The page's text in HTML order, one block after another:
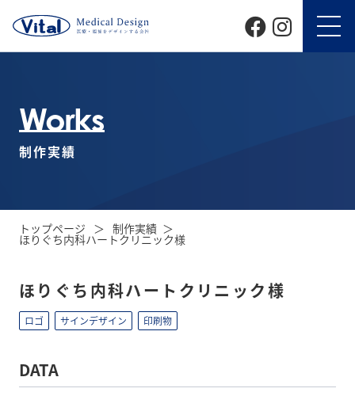
Works
制作実績
トップページ 制作実績
ほりぐち内科ハートクリニック様
ほりぐち内科ハートクリニック様
ロゴ サインデザイン 印刷物
DATA